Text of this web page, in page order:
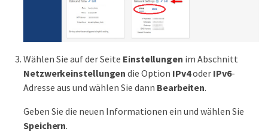
Wählen Sie auf der Seite Einstellungen im Abschnitt
Netzwerkeinstellungen die Option IPv4oder IPv6-
Adresse aus und wählen Sie dann Bearbeiten.
Geben Sie die neuen Informationen ein und wählen Sie
Speichern.